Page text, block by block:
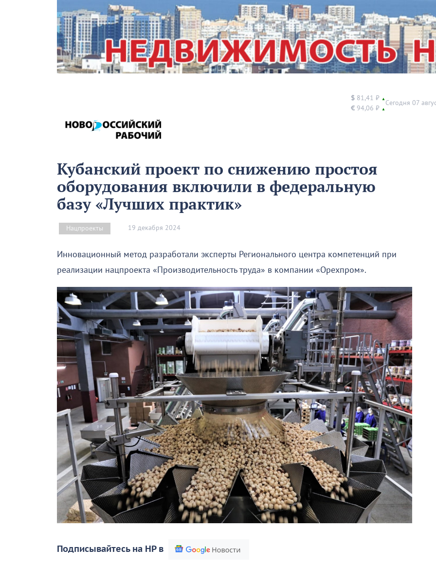
$ 81,41 ₽ ▲
€ 94,06 ₽ ▲
Сегодня 07
Кубанский проект по снижению простоя
оборудования включили в федеральную
базу «Лучших практик»
Нацпроекты 19 декабря 2024
Инновационный метод разработали эксперты Регионального центра компетенций при
реализации нацпроекта «Производительность труда» в компании «Орехпром».
Подписывайтесь на НР в